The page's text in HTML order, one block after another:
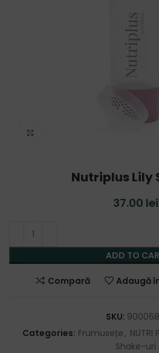
Nutriplus Lily
37.00 lei
ADD TO
Compară Adaugă
SKU:
Categories: Frumusețe, NUTRI
Shake-uri